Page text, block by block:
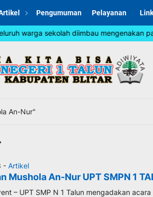
Pengumuman Pelayanan
warga sekolah diimbau mengenakan
An-Nur"
- Artikel
Mushola An-Nur UPT SMPN 1
– UPT SMP N 1 Talun mengadakan